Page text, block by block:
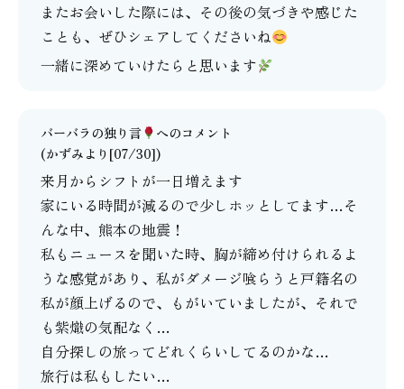
またお会いした際には、その後の気づきや感じた
ことも、ぜひシェアしてくださいね
一緒に深めていけたらと思います
バーバラの独り言
へのコメント
(かずみより[07/30])
来月からシフトが一日増えます
家にいる時間が減るので少しホッとしてます…そ
んな中、熊本の地震！
私もニュースを聞いた時、胸が締め付けられるよ
うな感覚があり、私がダメージ喰らうと戸籍名の
私が顔上げるので、もがいていましたが、それで
も紫熾の気配なく…
自分探しの旅ってどれくらいしてるのかな…
旅行は私もしたい…